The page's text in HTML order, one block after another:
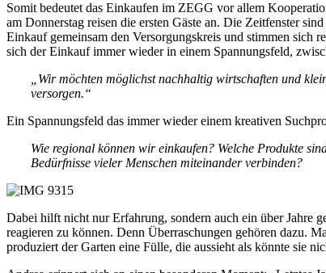
Somit bedeutet das Einkaufen im ZEGG vor allem
am Donnerstag reisen die ersten Gäste an. Die Zeitfenster
Einkauf gemeinsam den Versorgungskreis und stimmen sich
sich der Einkauf immer wieder in einem Spannungsfeld,
„Wir möchten möglichst nachhaltig wirtschaften und
versorgen.“
Ein Spannungsfeld das immer wieder einem kreativen
Wie regional können wir einkaufen? Welche Produkte
Bedürfnisse vieler Menschen miteinander verbinden?
Dabei hilft nicht nur Erfahrung, sondern auch ein über Jahre
reagieren zu können. Denn Überraschungen gehören dazu.
produziert der Garten eine Fülle, die aussieht als könnte sie